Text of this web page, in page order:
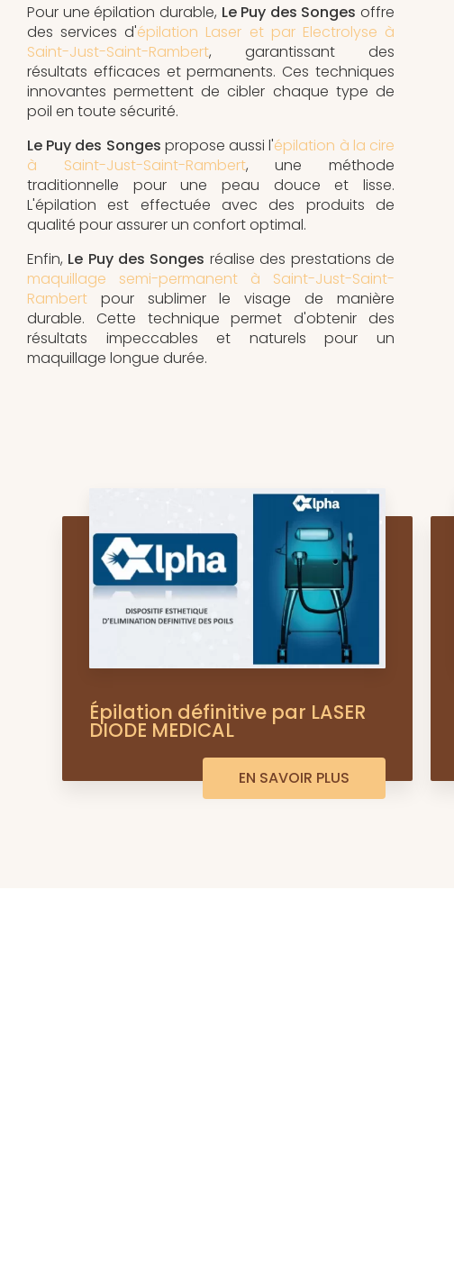
Pour une épilation durable, Le Puy des Songes offre
des services d'épilation Laser et par Electrolyse à
Saint-Just-Saint-Rambert, garantissant des
résultats efficaces et permanents. Ces techniques
innovantes permettent de cibler chaque type de
poil en toute sécurité.
Le Puy des Songes propose aussi l'épilation à la cire
à Saint-Just-Saint-Rambert, une méthode
traditionnelle pour une peau douce et lisse.
L'épilation est effectuée avec des produits de
qualité pour assurer un confort optimal.
Enfin, Le Puy des Songes réalise des prestations de
maquillage semi-permanent à Saint-Just-Saint-
Rambert pour sublimer le visage de manière
durable. Cette technique permet d'obtenir des
résultats impeccables et naturels pour un
maquillage longue durée.
Épilation définitive par LASER
DIODE MEDICAL
EN SAVOIR PLUS